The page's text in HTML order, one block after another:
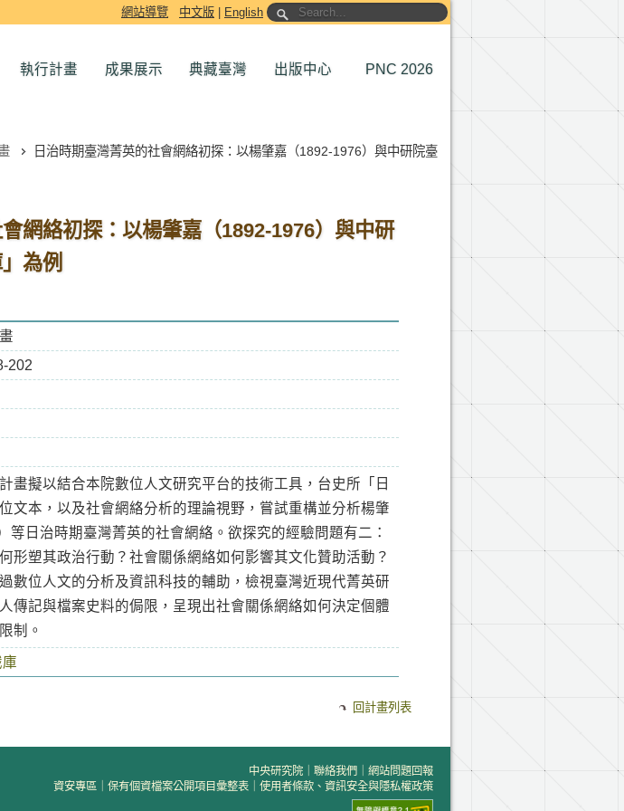
網站導覽 中文版 English
執行計畫 成果展示 典藏臺灣 出版中心 PNC 2026
日治時期臺灣菁英的社會網絡初探：以楊肇嘉（1892-1976）與中研院臺
網絡初探：以楊肇嘉（1892-1976）與中研
為例
202
畫擬以結合本院數位人文研究平台的技術工具，台史所「日
文本，以及社會網絡分析的理論視野，嘗試重構並分析楊肇
等日治時期臺灣菁英的社會網絡。欲探究的經驗問題有二：
形塑其政治行動？社會關係網絡如何影響其文化贊助活動？
數位人文的分析及資訊科技的輔助，檢視臺灣近現代菁英研
傳記與檔案史料的侷限，呈現出社會關係網絡如何決定個體
制。
回計畫列表
中央研究院｜ 聯絡我們
網站問題回報
資安專區｜ 保有個資檔案公開項目彙整表｜ 使用者條款、資訊安全與隱私權政策